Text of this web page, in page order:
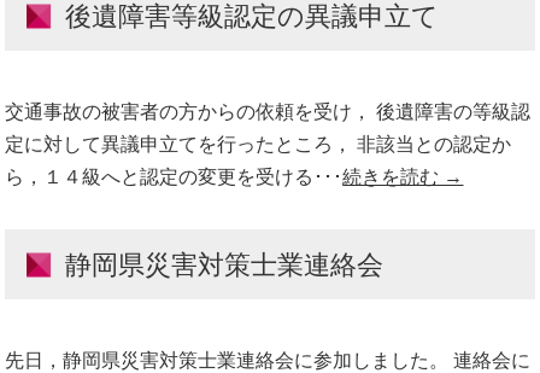
後遺障害等級認定の異議申立て
交通事故の被害者の方からの依頼を受け， 後遺障害の等級認
定に対して異議申立てを行ったところ， 非該当との認定か
ら，１４級へと認定の変更を受ける･･･続きを読む →
静岡県災害対策士業連絡会
先日，静岡県災害対策士業連絡会に参加しました。 連絡会に